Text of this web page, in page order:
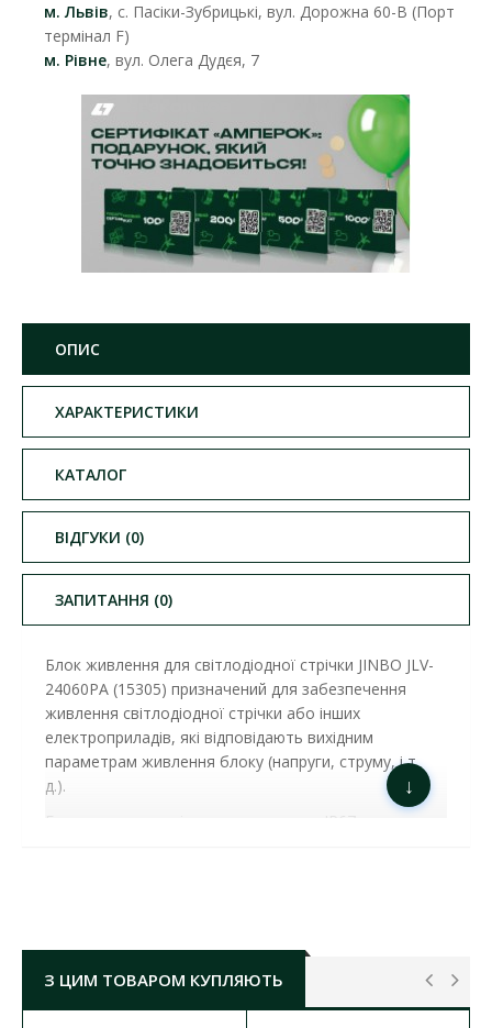
м. Львів, с. Пасіки-Зубрицькі, вул. Дорожна 60-В (Порт
термінал F)
м. Рівне, вул. Олега Дудєя, 7
ОПИС
ХАРАКТЕРИСТИКИ
КАТАЛОГ
ВІДГУКИ (0)
ЗАПИТАННЯ (0)
Блок живлення для світлодіодної стрічки JINBO JLV-
24060PA (15305) призначений для забезпечення
живлення світлодіодної стрічки або інших
електроприладів, які відповідають вихідним
параметрам живлення блоку (напруги, струму, і т.
д.).
Блоки живлення зі ступенем захисту IP67
перепадів напруги, виконаний в стійкому
алюмінієвому корпусі, який забезпечує захист блоку
↓
З ЦИМ ТОВАРОМ КУПЛЯЮТЬ